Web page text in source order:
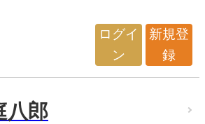
ログイ
ン
新規登
録
八郎